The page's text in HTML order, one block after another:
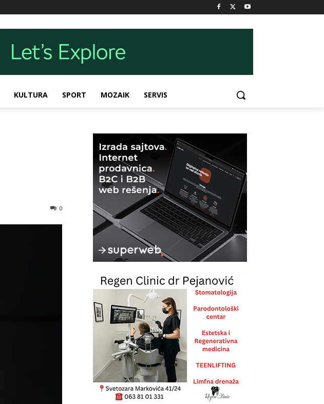
KULTURA SPORT MOZAIK SERVIS
0